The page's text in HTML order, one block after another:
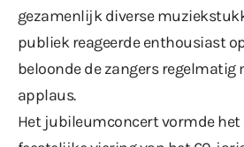
gezamenlijk diverse
publiek reageerde enthousiast
beloonde de zangers regelmatig
applaus.
Het jubileumconcert vormde